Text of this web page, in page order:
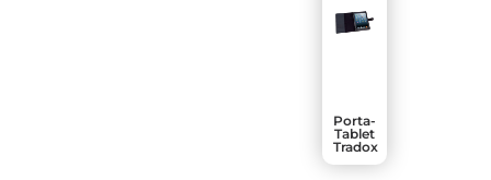
Porta-
Tablet
Tradox